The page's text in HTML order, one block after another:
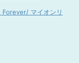
Forever/ マイオンリ